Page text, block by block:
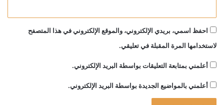
احفظ اسمي، بريدي الإلكتروني، والموقع الإلكتروني في هذا المتصفح
لاستخدامها المرة المقبلة في تعليقي.
أعلمني بمتابعة التعليقات بواسطة البريد الإلكتروني.
أعلمني بالمواضيع الجديدة بواسطة البريد الإلكتروني.